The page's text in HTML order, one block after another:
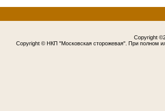
Copyright
Copyright © НКП "Московская сторожевая". При полном